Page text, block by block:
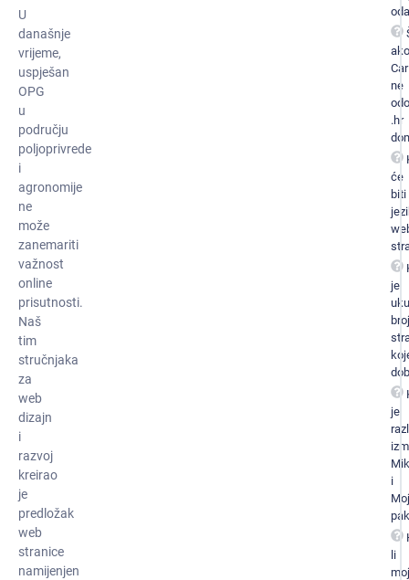
U
današnje
vrijeme,
uspješan
OPG
u
području
poljoprivrede
i
agronomije
ne
može
zanemariti
važnost
online
prisutnosti.
Naš
tim
stručnjaka
za
web
dizajn
i
razvoj
kreirao
je
predložak
web
stranice
namijenjen
ako
ne
.hr
će
biti
je
broj
je
i
li